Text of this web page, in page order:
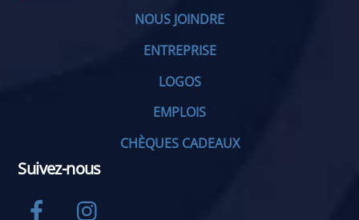
NOUS JOINDRE
ENTREPRISE
LOGOS
EMPLOIS
CHÈQUES CADEAUX
Suivez-nous
Facebook